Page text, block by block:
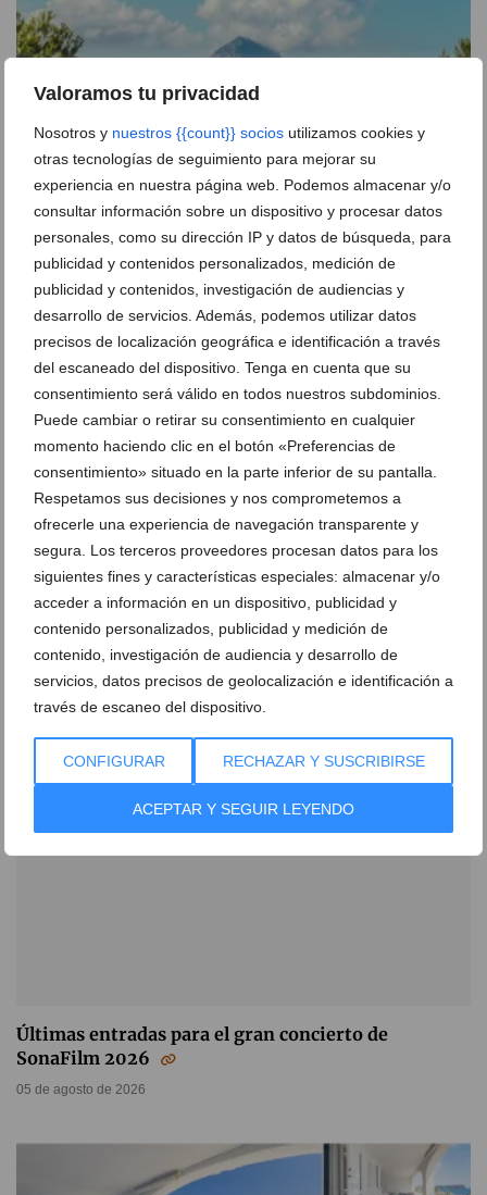
Valoramos tu privacidad
Nosotros y nuestros {{count}} socios utilizamos cookies y
otras tecnologías de seguimiento para mejorar su
experiencia en nuestra página web. Podemos almacenar y/o
consultar información sobre un dispositivo y procesar datos
personales, como su dirección IP y datos de búsqueda, para
publicidad y contenidos personalizados, medición de
publicidad y contenidos, investigación de audiencias y
desarrollo de servicios. Además, podemos utilizar datos
precisos de localización geográfica e identificación a través
del escaneado del dispositivo. Tenga en cuenta que su
consentimiento será válido en todos nuestros subdominios.
Puede cambiar o retirar su consentimiento en cualquier
momento haciendo clic en el botón «Preferencias de
consentimiento» situado en la parte inferior de su pantalla.
Respetamos sus decisiones y nos comprometemos a
ofrecerle una experiencia de navegación transparente y
segura. Los terceros proveedores procesan datos para los
siguientes fines y características especiales: almacenar y/o
acceder a información en un dispositivo, publicidad y
contenido personalizados, publicidad y medición de
contenido, investigación de audiencia y desarrollo de
servicios, datos precisos de geolocalización e identificación a
través de escaneo del dispositivo.
CONFIGURAR RECHAZAR Y SUSCRIBIRSE
ACEPTAR Y SEGUIR LEYENDO
A Place In Jávea
06 de agosto de 2026
Disfruta en agosto de dos veladas de gastronomía,
vino y flamenco
05 de agosto de 2026
Últimas entradas para el gran concierto de
SonaFilm 2026
05 de agosto de 2026